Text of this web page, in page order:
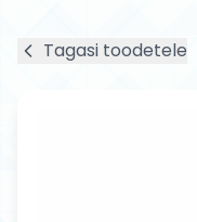
Tagasi toodetele